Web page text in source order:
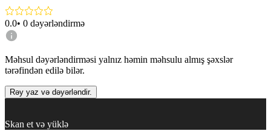
0.0• 0 dəyərləndirmə
Məhsul dəyərləndirməsi yalnız həmin məhsulu almış şəxslər
tərəfindən edilə bilər.
Rəy yaz və dəyərləndir.
Skan et və yüklə